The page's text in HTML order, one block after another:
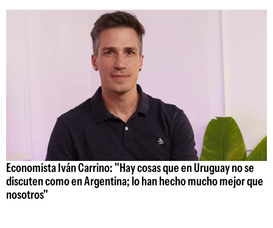
Economista Iván Carrino: "Hay cosas que en Uruguay no se
discuten como en Argentina; lo han hecho mucho mejor que
nosotros"